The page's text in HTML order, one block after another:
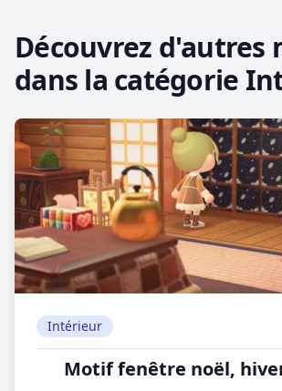
Découvrez d'autres
dans la catégorie
Intérieur
Motif fenêtre noël,